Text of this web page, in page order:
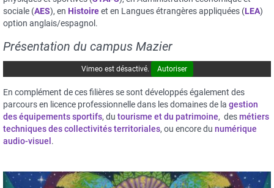
sociale (AES), en Histoireet en Langues étrangères appliquées (LEA)
option anglais/espagnol.
Présentation du campus Mazier
Vimeo est désactivé. Autoriser
En complément de ces filières se sont développés également des
parcours en licence professionnelle dans les domaines de la gestion
des équipements sportifs, du tourisme et du patrimoine, desmétiers
techniques des collectivités territoriales, ou encore du numérique
audio-visuel .